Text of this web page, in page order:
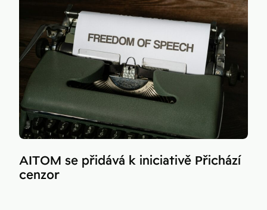
AITOM se přidává k iniciativě Přichází
cenzor